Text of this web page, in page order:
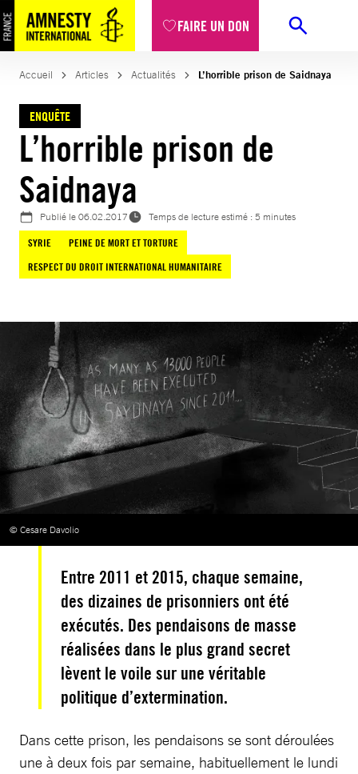
FAIRE UN DON
Aller
au
contenu
Accueil Articles Actualités L’horrible prison de Saidnaya
ENQUÊTE
L’horrible prison de
Saidnaya
Publié le06.02.2017
Temps de lecture estimé : 5 minutes
SYRIE
PEINE DE MORT ET TORTURE
RESPECT DU DROIT INTERNATIONAL HUMANITAIRE
© Cesare Davolio
Entre 2011 et 2015, chaque semaine,
des dizaines de prisonniers ont été
exécutés. Des pendaisons de masse
réalisées dans le plus grand secret
lèvent le voile sur une véritable
politique d’extermination.
Dans cette prison, les pendaisons se sont déroulées
une à deux fois par semaine, habituellement le lundi